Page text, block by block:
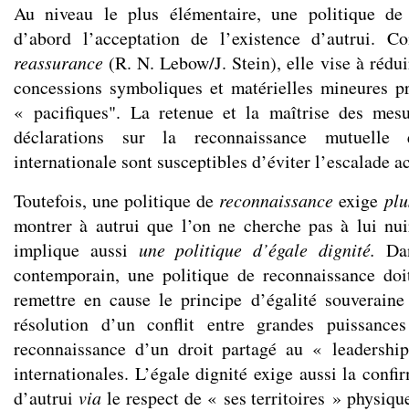
Au niveau le plus élémentaire, une politique de
d’abord l’acceptation de l’existence d’autrui.
reassurance (R. N. Lebow/J. Stein), elle vise à
concessions symboliques et matérielles mineures
« pacifiques". La retenue et la maîtrise des
déclarations sur la reconnaissance
internationale sont susceptibles d’éviter l’escalade
Toutefois, une politique de reconnaissance exige
montrer à autrui que l’on ne cherche pas à lui
implique aussi une politique d’égale dignité.
contemporain, une politique de reconnaissance
remettre en cause le principe d’égalité
résolution d’un conflit entre grandes
reconnaissance d’un droit partagé au «
internationales. L’égale dignité exige aussi la
d’autrui viale respect de « ses territoires »